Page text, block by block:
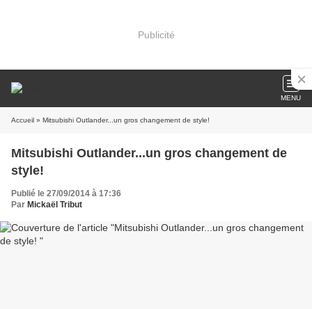
Publicité
MENU
Accueil » Mitsubishi Outlander...un gros changement de style!
Mitsubishi Outlander...un gros changement de
style!
Publié le 27/09/2014 à 17:36
Par Mickaël Tribut